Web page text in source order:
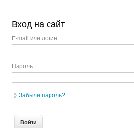
Вход на сайт
E-mail или логин
Пароль
Забыли пароль?